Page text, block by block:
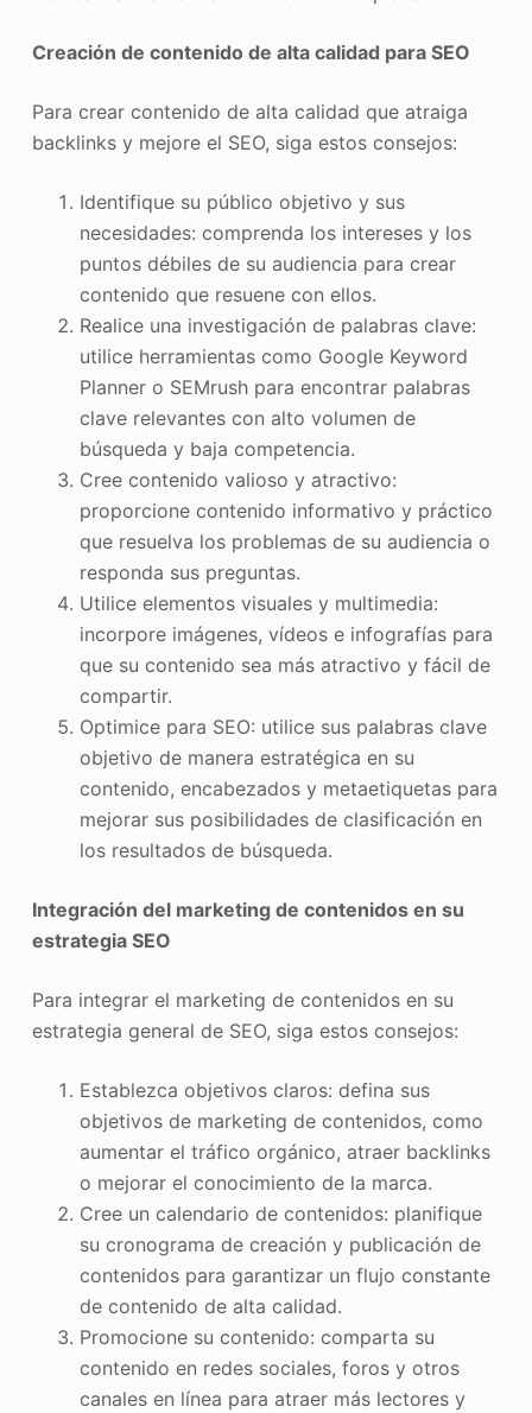
Creación de contenido de alta calidad para SEO
Para crear contenido de alta calidad que atraiga
backlinks y mejore el SEO, siga estos consejos:
Identifique su público objetivo y sus
necesidades: comprenda los intereses y los
puntos débiles de su audiencia para crear
contenido que resuene con ellos.
Realice una investigación de palabras clave:
utilice herramientas como Google Keyword
Planner o SEMrush para encontrar palabras
clave relevantes con alto volumen de
búsqueda y baja competencia.
Cree contenido valioso y atractivo:
proporcione contenido informativo y práctico
que resuelva los problemas de su audiencia o
responda sus preguntas.
Utilice elementos visuales y multimedia:
incorpore imágenes, vídeos e infografías para
que su contenido sea más atractivo y fácil de
compartir.
Optimice para SEO: utilice sus palabras clave
objetivo de manera estratégica en su
contenido, encabezados y metaetiquetas para
mejorar sus posibilidades de clasificación en
los resultados de búsqueda.
Integración del marketing de contenidos en su
estrategia SEO
Para integrar el marketing de contenidos en su
estrategia general de SEO, siga estos consejos:
Establezca objetivos claros: defina sus
objetivos de marketing de contenidos, como
aumentar el tráfico orgánico, atraer backlinks
o mejorar el conocimiento de la marca.
Cree un calendario de contenidos: planifique
su cronograma de creación y publicación de
contenidos para garantizar un flujo constante
de contenido de alta calidad.
Promocione su contenido: comparta su
contenido en redes sociales, foros y otros
canales en línea para atraer más lectores y